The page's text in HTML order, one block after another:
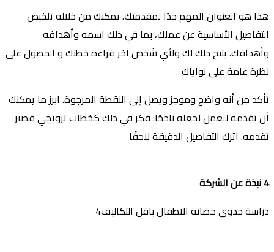
هذا هو العنوان المهم جدًا لمقدمتك. يمكنك من خلاله تلخيص
التفاصيل الأساسية عن عملك، بما في ذلك اسمه وأهدافه
وأهدافك. يتيح ذلك لك ولأي شخص آخر قراءة خطتك و الحصول على
نظرة عامة على نواياك
تأكد من أنه واضح وموجز ويصل إلى النقطة المرجوة. ابرز ما يمكنك
أن تقدمه للعمل لجعله ناجحًا: فكر في ذلك كخطاب ترويجي قصير
تقدمه. اترك التفاصيل الدقيقة لاحقًا
4نبذة عن الشركة
دراسة جدوى حضانة الاطفال باقل التكاليف4